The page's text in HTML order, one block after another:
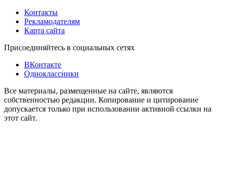
Контакты
Рекламодателям
Карта сайта
Присоединяйтесь в социальных сетях
ВКонтакте
Одноклассники
Все материалы, размещенные на сайте, являются
собственностью редакции. Копирование и цитирование
допускается только при использовании активной ссылки на
этот сайт.